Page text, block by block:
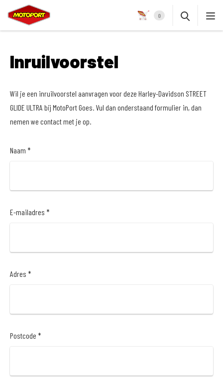
0
Inruilvoorstel
Wil je een inruilvoorstel aanvragen voor deze Harley-Davidson STREET
GLIDE ULTRA bij MotoPort Goes. Vul dan onderstaand formulier in, dan
nemen we contact met je op.
Naam *
E-mailadres *
Adres *
Postcode *